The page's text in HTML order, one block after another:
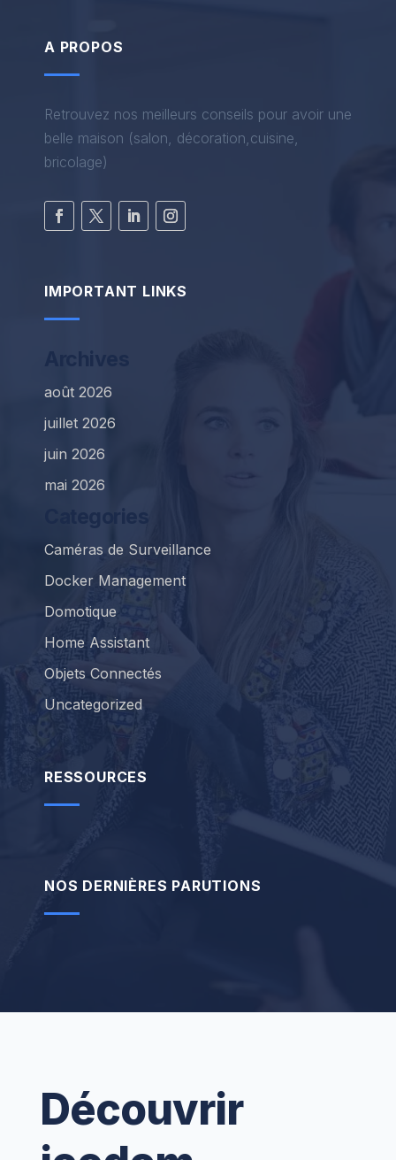
A PROPOS
Retrouvez nos meilleurs conseils pour avoir une
belle maison (salon, décoration,cuisine,
bricolage)
IMPORTANT LINKS
août 2026
juillet 2026
juin 2026
mai 2026
Caméras de Surveillance
Docker Management
Domotique
Home Assistant
Objets Connectés
Uncategorized
RESSOURCES
NOS DERNIÈRES PARUTIONS
Découvrir